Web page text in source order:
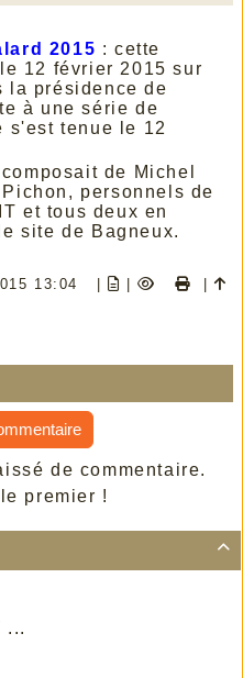

...
2015 : cette
12 février 2015 sur
la présidence de
à une série de
s'est tenue le 12
de Michel
personnels de
et tous deux en
site de Bagneux.
13:04 | | |
de commentaire.
premier !